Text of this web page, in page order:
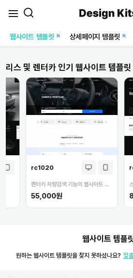
웹사이트 템플릿 N 상세페이지 템플릿 N
리스 및 렌터카 인기 웹사이트 템플릿
rc1020
렌터카 차량검색 기능의 웹사이트 템플릿
55,000원
웹사이트 템플
원하는 웹사이트 템플릿을 찾지 못하셨나요? 맞